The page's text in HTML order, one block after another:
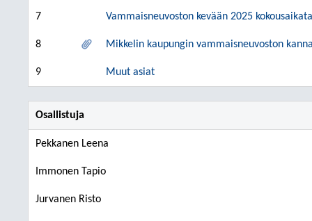
7 Vammaisneuvoston kevään 2025
8 Mikkelin kaupungin vammaisneuvoston
9 Muut asiat
Osallistuja
Pekkanen Leena
Immonen Tapio
Jurvanen Risto